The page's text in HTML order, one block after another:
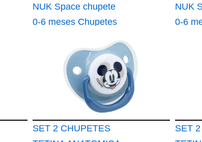
NUK Space chupete
0-6 meses Chupetes
adicional Silicona sin
BPA Disney Mickey
Mouse 2 unidades
NUK
0-6
BPA
SET 2 CHUPETES
SET